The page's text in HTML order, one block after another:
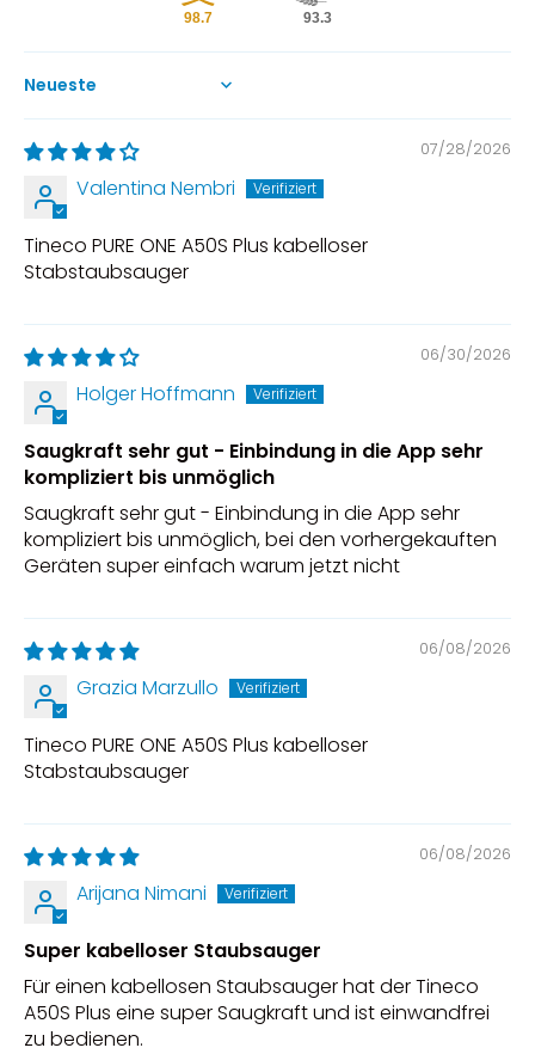
98.7 93.3
Sort by
07/28/2026
Valentina Nembri
Tineco PURE ONE A50S Plus kabelloser
Stabstaubsauger
06/30/2026
Holger Hoffmann
Saugkraft sehr gut - Einbindung in die App sehr
kompliziert bis unmöglich
Saugkraft sehr gut - Einbindung in die App sehr
kompliziert bis unmöglich, bei den vorhergekauften
Geräten super einfach warum jetzt nicht
06/08/2026
Grazia Marzullo
Tineco PURE ONE A50S Plus kabelloser
Stabstaubsauger
06/08/2026
Arijana Nimani
Super kabelloser Staubsauger
Für einen kabellosen Staubsauger hat der Tineco
A50S Plus eine super Saugkraft und ist einwandfrei
zu bedienen.